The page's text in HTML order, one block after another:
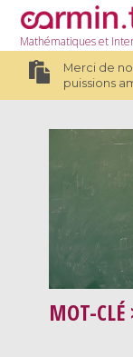
Mathématiqueset
Merci de
puissions
MOT-CLÉ